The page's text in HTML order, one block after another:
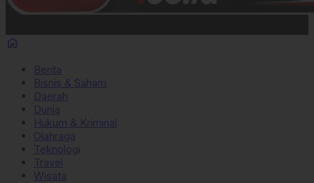
home
Berita
Bisnis & Saham
Daerah
Dunia
Hukum & Kriminal
Olahraga
Teknologi
Travel
Wisata